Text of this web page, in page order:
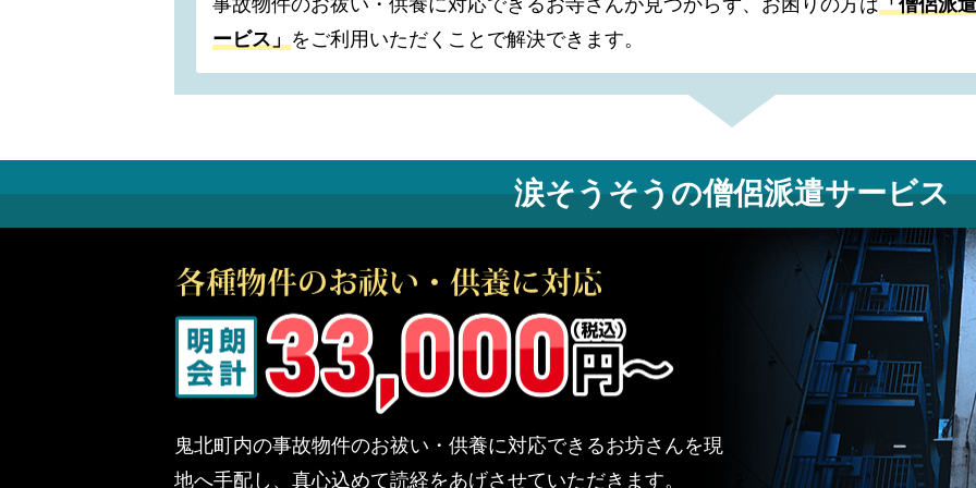
ービス」 をご利用いただくことで解決できます。
涙そうそうの僧侶派遣サービス
鬼北町内の事故物件のお祓い・供養に対応できるお坊さんを現
地へ手配し、真心込めて読経をあげさせていただきます。